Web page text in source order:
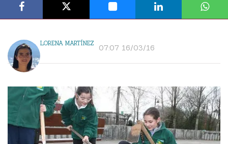
LORENA MARTÍNEZ 07:07 16/03/16